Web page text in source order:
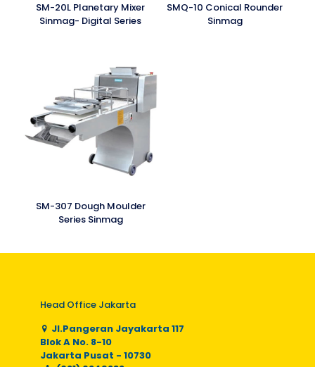
SM-20L Planetary Mixer
Sinmag- Digital Series
SMQ-10 Conical Rounder
Sinmag
SM-307 Dough Moulder
Series Sinmag
Head Office Jakarta
Jl.Pangeran Jayakarta 117
Blok A No. 8-10
Jakarta Pusat - 10730